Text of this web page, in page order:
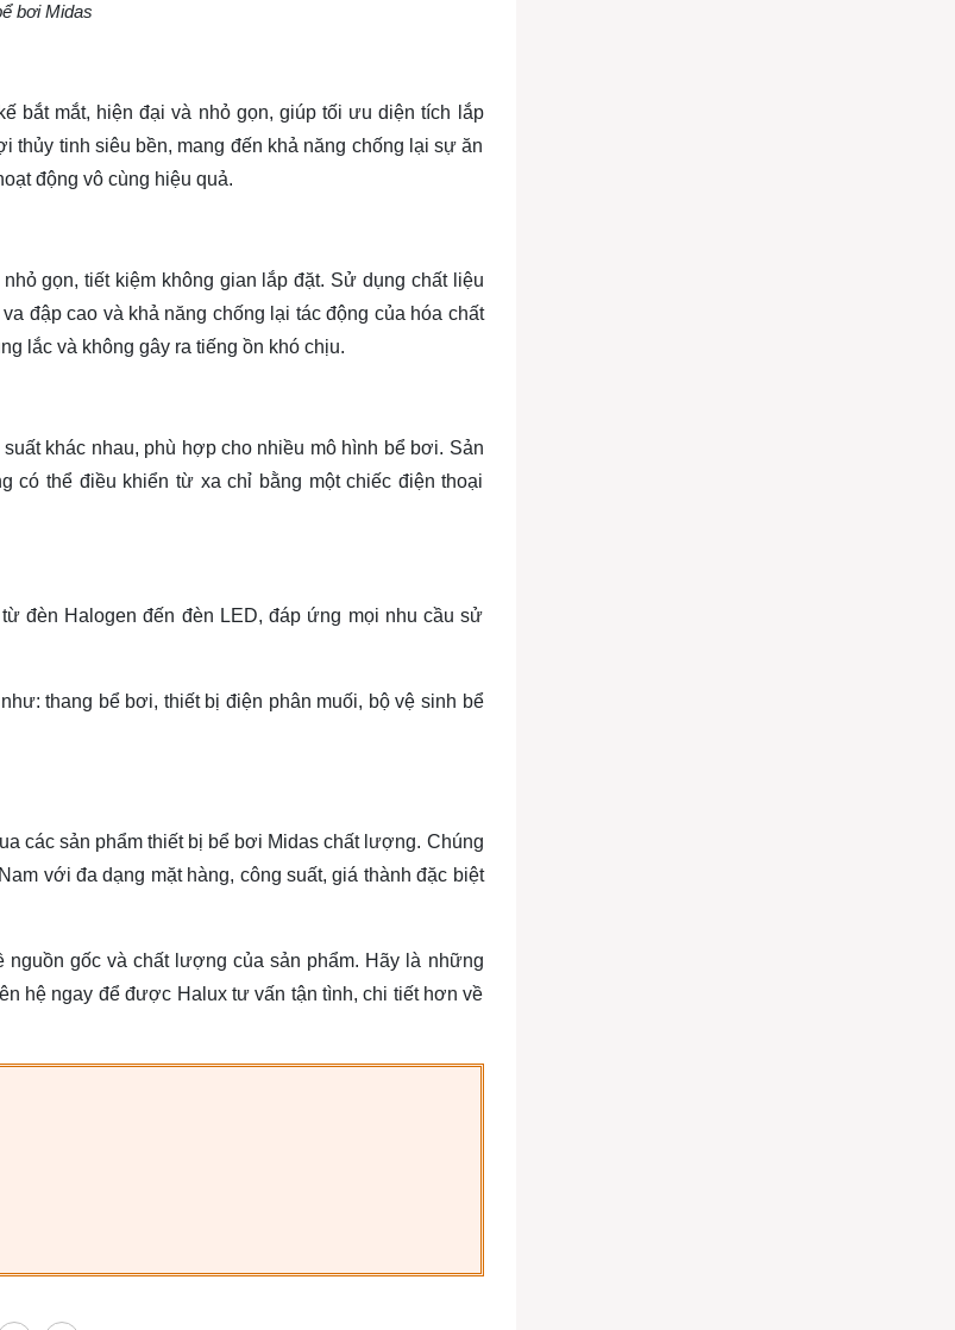
bơi Midas
bắt mắt, hiện đại và nhỏ gọn, giúp tối ưu diện tích lắp
tinh siêu bền, mang đến khả năng chống lại sự ăn
động vô cùng hiệu quả.
gọn, tiết kiệm không gian lắp đặt. Sử dụng chất liệu
đập cao và khả năng chống lại tác động của hóa chất
lắc và không gây ra tiếng ồn khó chịu.
khác nhau, phù hợp cho nhiều mô hình bể bơi. Sản
có thể điều khiển từ xa chỉ bằng một chiếc điện thoại
đèn Halogen đến đèn LED, đáp ứng mọi nhu cầu sử
thang bể bơi, thiết bị điện phân muối, bộ vệ sinh bể
các sản phẩm thiết bị bể bơi Midas chất lượng. Chúng
với đa dạng mặt hàng, công suất, giá thành đặc biệt
gốc và chất lượng của sản phẩm. Hãy là những
hệ ngay để được Halux tư vấn tận tình, chi tiết hơn về